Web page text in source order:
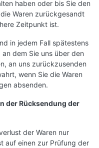
haben oder bis Sie den
Waren zurückgesandt
Zeitpunkt ist.
in jedem Fall spätestens
dem Sie uns über den
an uns zurückzusenden
wenn Sie die Waren
absenden.
der Rücksendung der
der Waren nur
auf einen zur Prüfung der